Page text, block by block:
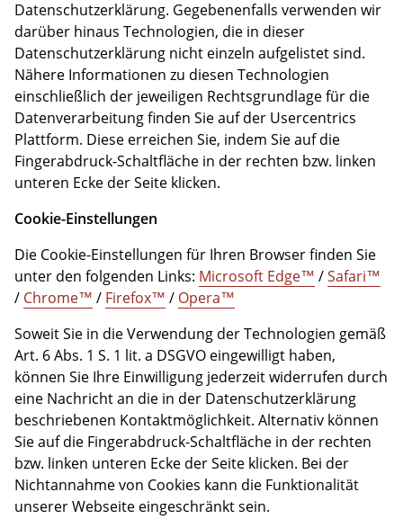
Datenschutzerklärung. Gegebenenfalls verwenden wir
darüber hinaus Technologien, die in dieser
Datenschutzerklärung nicht einzeln aufgelistet sind.
Nähere Informationen zu diesen Technologien
einschließlich der jeweiligen Rechtsgrundlage für die
Datenverarbeitung finden Sie auf der Usercentrics
Plattform. Diese erreichen Sie, indem Sie auf die
Fingerabdruck-Schaltfläche in der rechten bzw. linken
unteren Ecke der Seite klicken.
Cookie-Einstellungen
Die Cookie-Einstellungen für Ihren Browser finden Sie
unter den folgenden Links: Microsoft Edge™ /Safari™
/ Chrome™ / Firefox™ / Opera™
Soweit Sie in die Verwendung der Technologien gemäß
Art. 6 Abs. 1 S. 1 lit. a DSGVO eingewilligt haben,
können Sie Ihre Einwilligung jederzeit widerrufen durch
eine Nachricht an die in der Datenschutzerklärung
beschriebenen Kontaktmöglichkeit. Alternativ können
Sie auf die Fingerabdruck-Schaltfläche in der rechten
bzw. linken unteren Ecke der Seite klicken. Bei der
Nichtannahme von Cookies kann die Funktionalität
unserer Webseite eingeschränkt sein.